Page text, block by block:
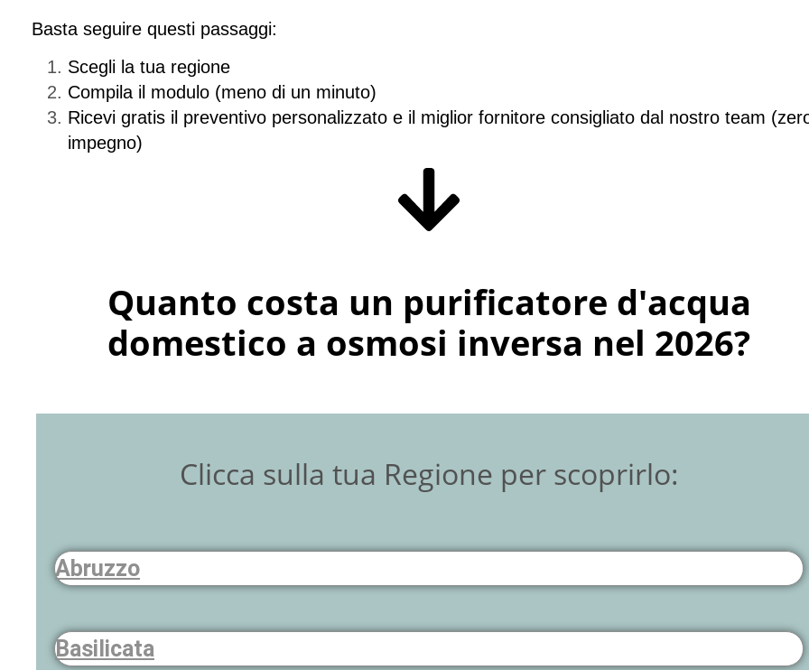
Basta seguire questi passaggi:
Scegli la tua regione
Compila il modulo (meno di un minuto)
Ricevi gratis il preventivo personalizzato e il miglior fornitore consigliato dal nostro team (
impegno)
Quanto costa un purificatore d'acqua
domestico a osmosi inversa nel 2026?
Clicca sulla tua Regione per scoprirlo:
Abruzzo
Basilicata